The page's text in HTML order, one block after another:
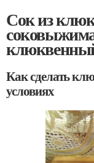
Сок из
Как сделать
условиях